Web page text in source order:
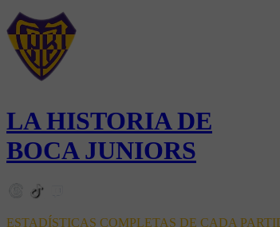
LA HISTORIA DE
BOCA JUNIORS
ESTADÍSTICAS COMPLETAS DE CADA